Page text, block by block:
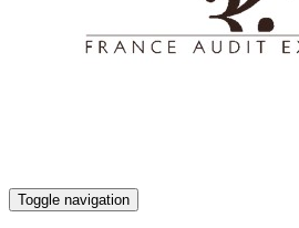
Toggle navigation